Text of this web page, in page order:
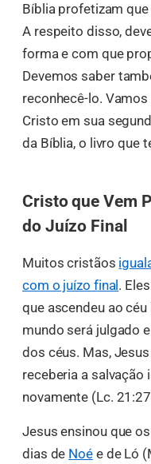
Bíblia profetizam
A respeito disso,
forma e com que
Devemos saber
reconhecê-lo.
Cristo em sua
da Bíblia, o livro que
Cristo que Vem
do Juízo Final
Muitos cristãos
com o juízo final .
que ascendeu ao
mundo será julgado
dos céus. Mas,
receberia a salvação
novamente (Lc.
Jesus ensinou que
dias de Noée de Ló